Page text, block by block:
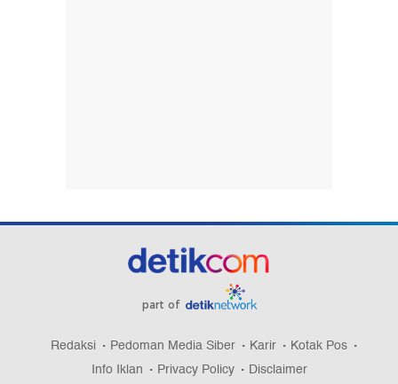
part of
Redaksi Pedoman Media Siber Karir
Kotak Pos
Info Iklan
Privacy Policy Disclaimer